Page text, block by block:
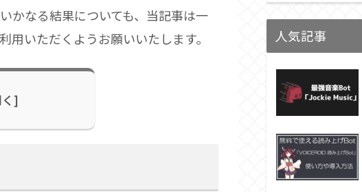
かなる結果についても、当記事は一
いただくようお願いいたします。
人気記事